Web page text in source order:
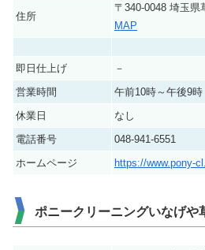
住所
〒340-0048 埼玉県
MAP
即日仕上げ
－
営業時間
午前10時～午後9時
休業日
なし
電話番号
048-941-6551
ホームページ
https://www.pony-
ポニークリーニングいなげや